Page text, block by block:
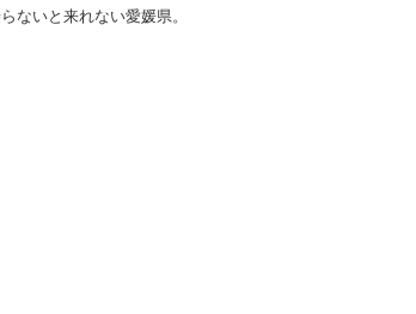
ないと来れない愛媛県。